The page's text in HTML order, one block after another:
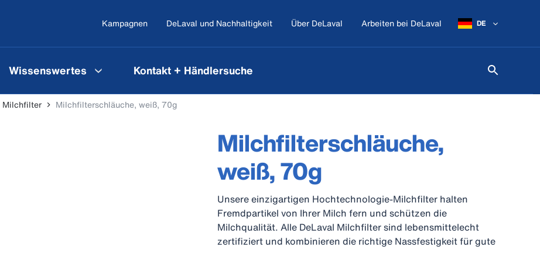
Kampagnen DeLaval und Nachhaltigkeit Über DeLaval Arbeiten bei DeLaval DE
Wissenswertes Kontakt + Händlersuche
Milchfilter Milchfilterschläuche, weiß, 70g
Milchfilterschläuche,
weiß, 70g
Unsere einzigartigen Hochtechnologie-Milchfilter halten
Fremdpartikel von Ihrer Milch fern und schützen die
Milchqualität. Alle DeLaval Milchfilter sind lebensmittelecht
zertifiziert und kombinieren die richtige Nassfestigkeit für gute